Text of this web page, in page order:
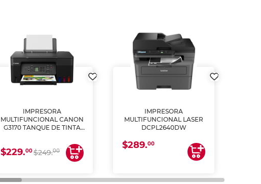
IMPRESORA
MULTIFUNCIONAL CANON
G3170 TANQUE DE TINTA
$229.00$249.00
IMPRESORA
MULTIFUNCIONAL LASER
DCPL2640DW
$289.00